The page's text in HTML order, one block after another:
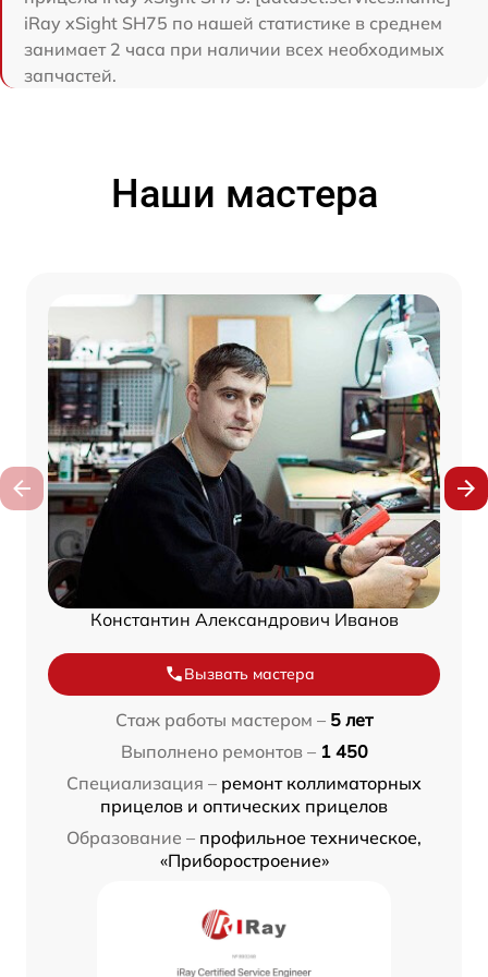
iRay xSight SH75 по нашей статистике в среднем
занимает 2 часа при наличии всех необходимых
запчастей.
Наши мастера
Константин Александрович Иванов
Вызвать мастера
Стаж работы мастером – 5 лет
Выполнено ремонтов – 1 450
Специализация – ремонт коллиматорных
прицелов и оптических прицелов
Образование – профильное техническое,
«Приборостроение»